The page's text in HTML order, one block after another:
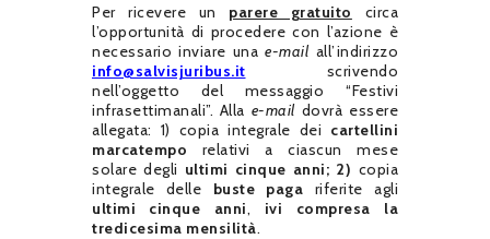
Per ricevere un parere gratuito
circa
l’opportunità di procedere con l’azione è
necessario inviare unae-mailall’indirizzo
info@salvisjuribus.it scrivendo
nell’oggetto del messaggio “Festivi
infrasettimanali”. Alla e-maildovrà essere
allegata: 1) copia integrale dei cartellini
marcatempo relativi a ciascun mese
solare degli ultimi cinque anni; 2) copia
integrale delle buste paga riferite agli
ultimi cinque anni, ivi compresa la
tredicesima mensilità.